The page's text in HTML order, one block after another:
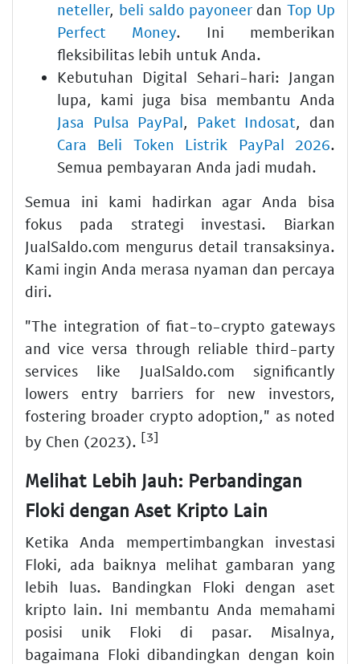
neteller, beli saldo payoneerdanTop Up
Perfect Money. Ini memberikan
fleksibilitas lebih untuk Anda.
Kebutuhan Digital Sehari-hari: Jangan
lupa, kami juga bisa membantu Anda
Jasa Pulsa PayPal, Paket Indosat, dan
Cara Beli Token Listrik PayPal 2026.
Semua pembayaran Anda jadi mudah.
Semua ini kami hadirkan agar Anda bisa
fokus pada strategi investasi. Biarkan
JualSaldo.com mengurus detail transaksinya.
Kami ingin Anda merasa nyaman dan percaya
diri.
"The integration of fiat-to-crypto gateways
and vice versa through reliable third-party
services like JualSaldo.com significantly
lowers entry barriers for new investors,
fostering broader crypto adoption," as noted
by Chen (2023). [3]
Melihat Lebih Jauh: Perbandingan
Floki dengan Aset Kripto Lain
Ketika Anda mempertimbangkan investasi
Floki, ada baiknya melihat gambaran yang
lebih luas. Bandingkan Floki dengan aset
kripto lain. Ini membantu Anda memahami
posisi unik Floki di pasar. Misalnya,
bagaimana Floki dibandingkan dengan koin